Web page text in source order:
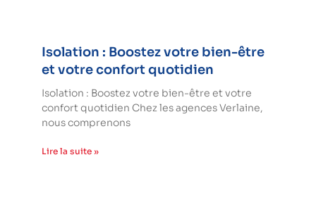
Isolation : Boostez votre bien-être
et votre confort quotidien
Isolation : Boostez votre bien-être et votre
confort quotidien Chez les agences Verlaine,
nous comprenons
Lire la suite »